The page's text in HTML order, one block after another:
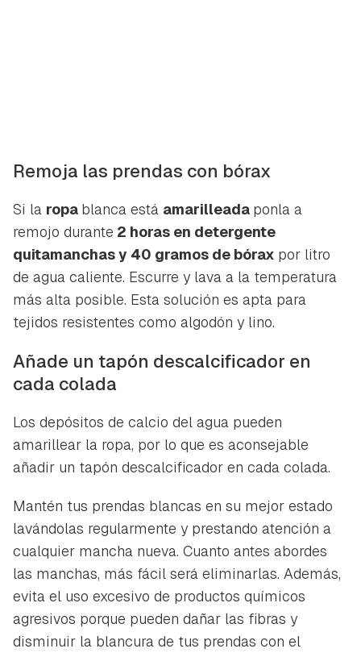
Remoja las prendas con bórax
Si la ropa blanca está amarilleada ponla a
remojo durante 2 horas en detergente
quitamanchas y 40 gramos de bórax por litro
de agua caliente. Escurre y lava a la temperatura
más alta posible. Esta solución es apta para
tejidos resistentes como algodón y lino.
Añade un tapón descalcificador en
cada colada
Los depósitos de calcio del agua pueden
amarillear la ropa, por lo que es aconsejable
añadir un tapón descalcificador en cada colada.
Mantén tus prendas blancas en su mejor estado
lavándolas regularmente y prestando atención a
cualquier mancha nueva. Cuanto antes abordes
las manchas, más fácil será eliminarlas. Además,
evita el uso excesivo de productos químicos
agresivos porque pueden dañar las fibras y
disminuir la blancura de tus prendas con el